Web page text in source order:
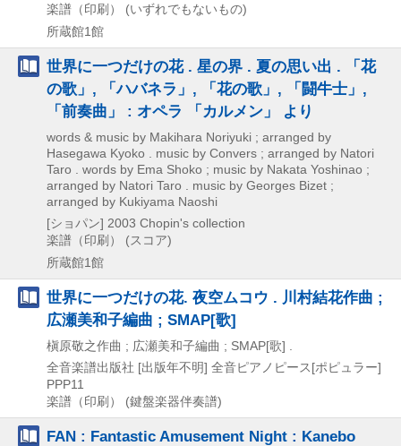
楽譜（印刷） (いずれでもないもの)
所蔵館1館
世界に一つだけの花 . 星の界 . 夏の思い出 . 「花
の歌」, 「ハバネラ」, 「花の歌」, 「闘牛士」,
「前奏曲」 : オペラ 「カルメン」 より
words & music by Makihara Noriyuki ; arranged by
Hasegawa Kyoko . music by Convers ; arranged by Natori
Taro . words by Ema Shoko ; music by Nakata Yoshinao ;
arranged by Natori Taro . music by Georges Bizet ;
arranged by Kukiyama Naoshi
[ショパン] 2003 Chopin's collection
楽譜（印刷） (スコア)
所蔵館1館
世界に一つだけの花. 夜空ムコウ . 川村結花作曲 ;
広瀬美和子編曲 ; SMAP[歌]
槇原敬之作曲 ; 広瀬美和子編曲 ; SMAP[歌] .
全音楽譜出版社 [出版年不明] 全音ピアノピース[ポピュラー]
PPP11
楽譜（印刷） (鍵盤楽器伴奏譜)
FAN : Fantastic Amusement Night : Kanebo